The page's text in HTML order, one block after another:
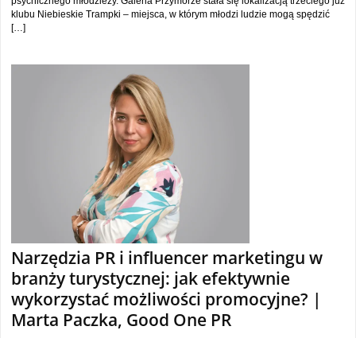
klubu Niebieskie Trampki – miejsca, w którym młodzi ludzie mogą spędzić
[…]
Narzędzia PR i influencer marketingu w
branży turystycznej: jak efektywnie
wykorzystać możliwości promocyjne? |
Marta Paczka, Good One PR